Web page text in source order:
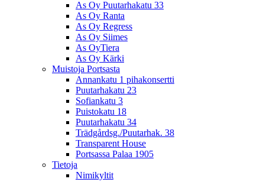
As Oy Puutarhakatu 33
As Oy Ranta
As Oy Regress
As Oy Siimes
As OyTiera
As Oy Kärki
Muistoja Portsasta
Annankatu 1 pihakonsertti
Puutarhakatu 23
Sofiankatu 3
Puistokatu 18
Puutarhakatu 34
Trädgårdsg./Puutarhak. 38
Transparent House
Portsassa Palaa 1905
Tietoja
Nimikyltit